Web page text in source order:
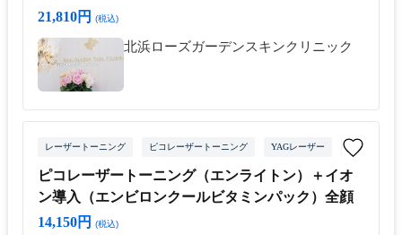
21,810円
(税込)
北浜ローズガーデンスキンクリニック
レーザートーニング ピコレーザートーニング YAGレーザー イオン導入
ピコレーザートーニング（エンライトン）＋イオ
ン導入（エンビロンクールビタミンパック）全顔
14,150円
(税込)